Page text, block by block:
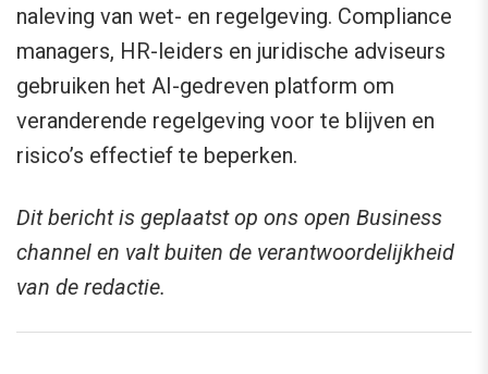
naleving van wet- en regelgeving. Compliance
managers, HR-leiders en juridische adviseurs
gebruiken het AI-gedreven platform om
veranderende regelgeving voor te blijven en
risico’s effectief te beperken.
Dit bericht is geplaatst op ons open Business
channel en valt buiten de verantwoordelijkheid
van de redactie.